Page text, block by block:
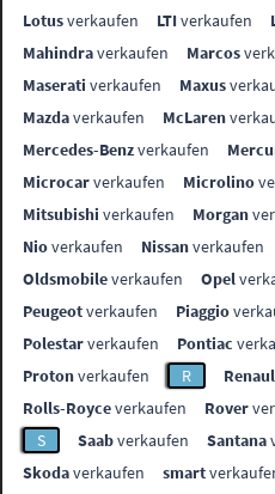
Lotusverkaufen LTIverkaufen
Mahindraverkaufen Marcos
Maserati verkaufen Maxus
Mazdaverkaufen McLaren
Mercedes-Benzverkaufen
Microcarverkaufen Microlino
Mitsubishi verkaufen Morgan
Nioverkaufen Nissanverkaufen
Oldsmobileverkaufen Opel
Peugeotverkaufen Piaggio
Polestarverkaufen Pontiac
Protonverkaufen R
Rolls-Royceverkaufen Rover
S
Saabverkaufen Santana
Skodaverkaufen smart